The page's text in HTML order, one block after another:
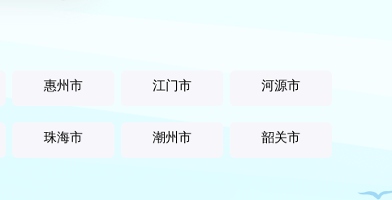
惠州市 江门市 河源市
珠海市 潮州市 韶关市